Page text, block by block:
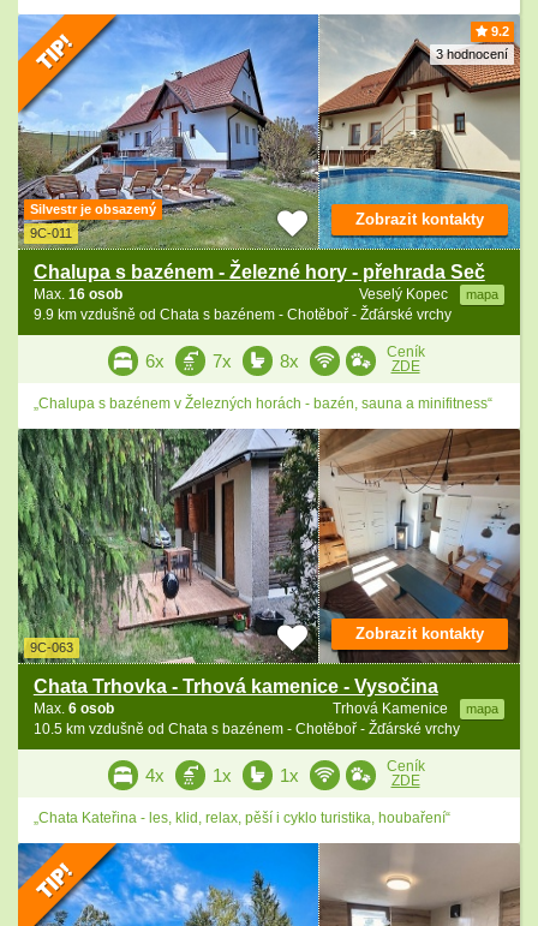
9.2
3 hodnocení
Silvestr je obsazený
9C-011
Chalupa s bazénem - Železné hory - přehrada Seč
Veselý Kopec mapa
Max. 16 osob
9.9 km vzdušně od Chata s bazénem - Chotěboř - Žďárské vrchy
Zobrazit kontakty
6x 7x 8x
Ceník
ZDE
„Chalupa s bazénem v Železných horách - bazén, sauna a minifitness“
9C-063
Chata Trhovka - Trhová kamenice - Vysočina
Trhová Kamenice mapa
Max. 6 osob
10.5 km vzdušně od Chata s bazénem - Chotěboř - Žďárské vrchy
Zobrazit kontakty
4x 1x 1x
Ceník
ZDE
„Chata Kateřina - les, klid, relax, pěší i cyklo turistika, houbaření“